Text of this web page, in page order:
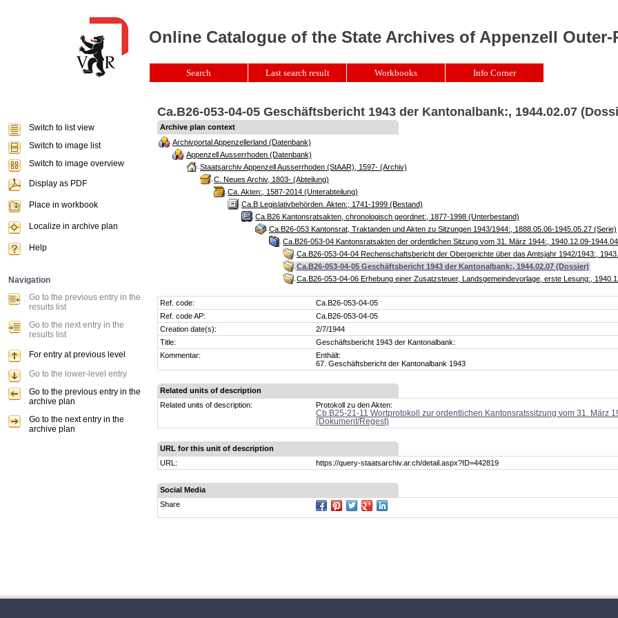
Ca.B26-053-04-05 Geschäftsbericht 1943 der Kantonalbank:, 1944.02.07
Archive plan context
Archivportal Appenzellerland (Datenbank)
Appenzell Ausserrhoden (Datenbank)
Staatsarchiv Appenzell Ausserrhoden (StAAR), 1597- (Archiv)
C. Neues Archiv, 1803- (Abteilung)
Ca. Akten:, 1587-2014 (Unterabteilung)
Ca.B Legislativbehörden. Akten:, 1741-1999 (Bestand)
Ca.B26 Kantonsratsakten, chronologisch geordnet:, 1877-1998 (Unterbestand)
Ca.B26-053 Kantonsrat, Traktanden und Akten zu Sitzungen 1943/1944:, 1888.05.06-1945.05.27 (Serie)
Ca.B26-053-04 Kantonsratsakten der ordentlichen Sitzung vom 31. März 1944:, 1940.12.09-
Ca.B26-053-04-04 Rechenschaftsbericht der Obergerichte über das Amtsjahr 1942/1943:,
Ca.B26-053-04-05 Geschäftsbericht 1943 der Kantonalbank:, 1944.02.07 (Dossier)
Ca.B26-053-04-06 Erhebung einer Zusatzsteuer, Landsgemeindevorlage, erste Lesung:,
Ref. code:
Ca.B26-053-04-05
Ref. code AP:
Ca.B26-053-04-05
Creation date(s):
2/7/1944
Title:
Geschäftsbericht 1943 der Kantonalbank:
Kommentar:
Enthält:
67. Geschäftsbericht der Kantonalbank 1943
Related units of description
Related units of description:
Protokoll zu den Akten:
Cb.B25-21-11 Wortprotokoll zur ordentlichen Kantonsratssitzung vom 31. März
(Dokument/Regest)
URL for this unit of description
URL:
https://query-staatsarchiv.ar.ch/detail.aspx?ID=442819
Social Media
Share
Online Catalogue of the State Archives of Appenzell Outer-
Search Last search result Workbooks Info Corner
Switch to list view
Switch to image list
Switch to image overview
Display as PDF
Place in workbook
Localize in archive plan
Help
Navigation
Go to the previous entry in the
results list
Go to the next entry in the
results list
For entry at previous level
Go to the lower-level entry
Go to the previous entry in the
archive plan
Go to the next entry in the
archive plan